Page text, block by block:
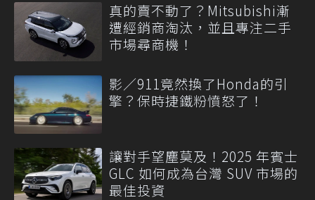
真的賣不動了？Mitsubishi漸
遭經銷商淘汰，並且專注二手
市場尋商機！
影／911竟然換了Honda的引
擎？保時捷鐵粉憤怒了！
讓對手望塵莫及！2025 年賓士
GLC 如何成為台灣 SUV 市場的
最佳投資